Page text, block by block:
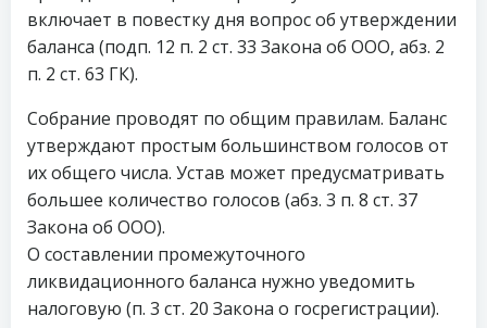
включает в повестку дня вопрос об утверждении
баланса (подп. 12 п. 2 ст. 33 Закона об ООО, абз. 2
п. 2 ст. 63 ГК).
Собрание проводят по общим правилам. Баланс
утверждают простым большинством голосов от
их общего числа. Устав может предусматривать
большее количество голосов (абз. 3 п. 8 ст. 37
Закона об ООО).
О составлении промежуточного
ликвидационного баланса нужно уведомить
налоговую (п. 3 ст. 20 Закона о госрегистрации).